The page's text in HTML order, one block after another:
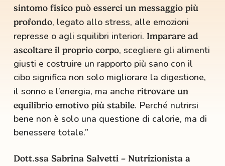
sintomo fisico può esserci un messaggio più
profondo, legato allo stress, alle emozioni
represse o agli squilibri interiori. Imparare ad
ascoltare il proprio corpo, scegliere gli alimenti
giusti e costruire un rapporto più sano con il
cibo significa non solo migliorare la digestione,
il sonno e l’energia, ma ancheritrovare un
equilibrio emotivo più stabile. Perché nutrirsi
bene non è solo una questione di calorie, ma di
benessere totale.”
Dott.ssa Sabrina Salvetti – Nutrizionista a